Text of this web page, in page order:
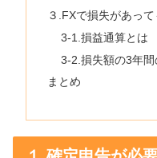
３.FXで損失があっ
3-1.損益通算とは
3-2.損失額の3年間
まとめ